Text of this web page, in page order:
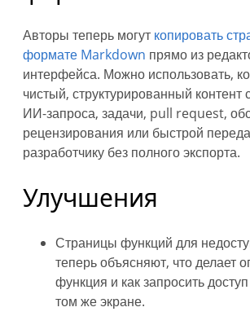
Авторы теперь могут копировать
формате Markdown прямо из
интерфейса. Можно использовать,
чистый, структурированный контент
ИИ-запроса, задачи, pull request,
рецензирования или быстрой
разработчику без полного экспорта.
Улучшения
Страницы функций для
теперь объясняют, что делает
функция и как запросить
том же экране.